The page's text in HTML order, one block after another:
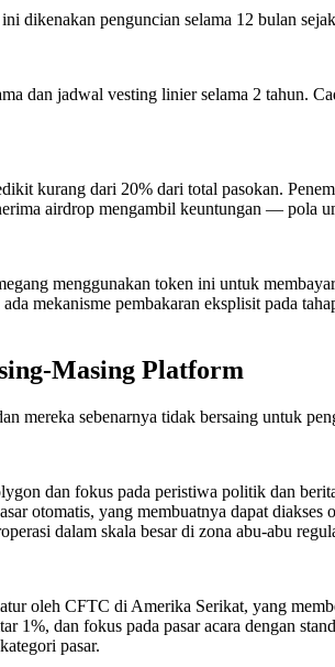
penguncian selama 12 bulan
dan jadwal vesting linier selama 2 tahun.
kurang dari 20% dari total pasokan.
airdrop mengambil keuntungan — pola
menggunakan token ini untuk
mekanisme pembakaran eksplisit pada
Masing Platform
mereka sebenarnya tidak bersaing untuk
dan fokus pada peristiwa politik dan
otomatis, yang membuatnya dapat
dalam skala besar di zona abu-abu
oleh CFTC di Amerika Serikat, yang
1%, dan fokus pada pasar acara dengan
pasar.